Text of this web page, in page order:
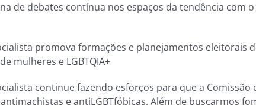
de debates contínua nos espaços da tendência
promova formações e planejamentos
mulheres e LGBTQIA+
continue fazendo esforços para que a
e antiLGBTfóbicas. Além de buscarmos